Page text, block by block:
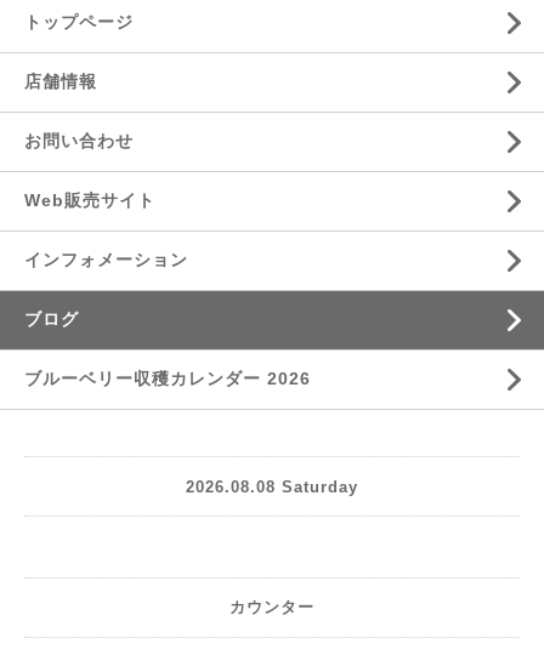
トップページ
店舗情報
お問い合わせ
Web販売サイト
インフォメーション
ブログ
ブルーベリー収穫カレンダー 2026
2026.08.08 Saturday
カウンター